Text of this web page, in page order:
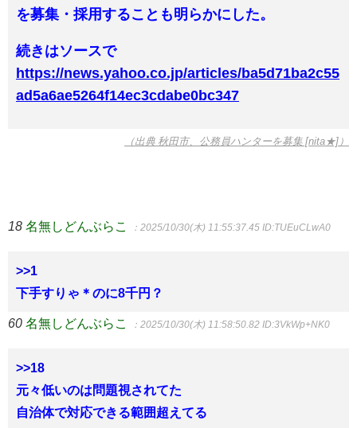
を募集・採用することも明らかにした。
続きはソースで
https://news.yahoo.co.jp/articles/ba5d71ba2c55
ad5a6ae5264f14ec3cdabe0bc347
（出典 秋田市、公務員ハンターを募集 [nita★]）
18 名無しどんぶらこ ：2025/10/30(木) 11:55:37.45 ID:TUEuCLwA0
>>1
下手すりゃ＊のに8千円？
60 名無しどんぶらこ ：2025/10/30(木) 11:58:50.82 ID:3VkWp+NK0
>>18
元々低いのは問題視されてた
自治体で対応できる範囲超えてる